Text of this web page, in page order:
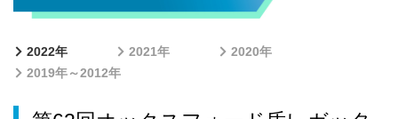
2022年 2021年
2020年
2019年～2012年